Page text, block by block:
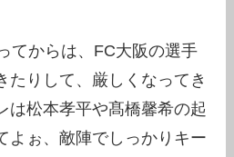
てからは、FC大阪の選手
たりして、厳しくなってき
は松本孝平や髙橋馨希の起
よぉ、敵陣でしっかりキー